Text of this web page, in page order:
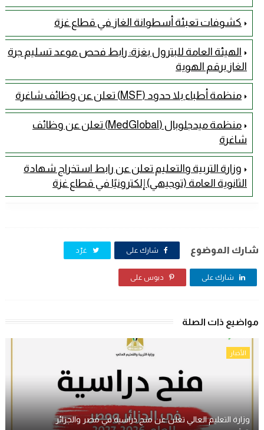
كشوفات تعبئة أسطوانة الغاز في قطاع غزة
الهيئة العامة للبترول بغزة: رابط فحص موعد تسليم جرة
الغاز برقم الهوية
منظمة أطباء بلا حدود (MSF) تعلن عن وظائف شاغرة
منظمة ميدجلوبال (MedGlobal) تعلن عن وظائف
شاغرة
وزارة التربية والتعليم تعلن عن رابط استخراج شهادة
الثانوية العامة (توجيهي) إلكترونيًا في قطاع غزة
شارك الموضوع شارك على غرّد
شارك على دبوس على
مواضيع ذات الصلة
الأخبار
وزارة التعليم العالي تعلن عن منح دراسية في مصر والجزائر